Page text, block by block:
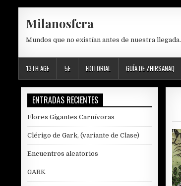
Milanosfera
Mundos que no existían antes de nuestra llegada.
13TH AGE 5E EDITORIAL GUÍA DE ZHIRSANAQ
ENTRADAS RECIENTES
Flores Gigantes Carnívoras
Clérigo de Gark, (variante de Clase)
Encuentros aleatorios
GARK